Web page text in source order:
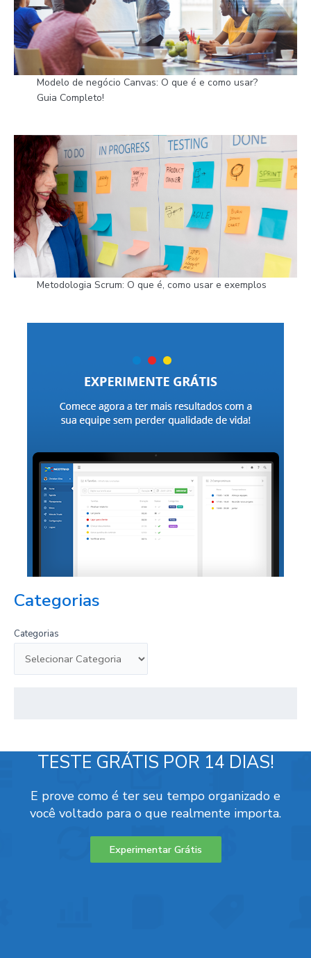
Modelo de negócio Canvas: O que é e como usar?
Guia Completo!
Metodologia Scrum: O que é, como usar e exemplos
Categorias
Categorias
TESTE GRÁTIS POR 14 DIAS!
E prove como é ter seu tempo organizado e
você voltado para o que realmente importa.
Experimentar Grátis